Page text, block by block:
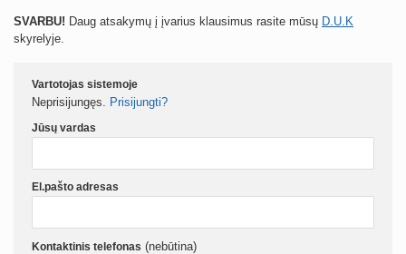
SVARBU! Daug atsakymų į įvarius klausimus rasite mūsų D.U.K
skyrelyje.
Vartotojas sistemoje
Neprisijungęs. Prisijungti?
Jūsų vardas
El.pašto adresas
Kontaktinis telefonas (nebūtina)